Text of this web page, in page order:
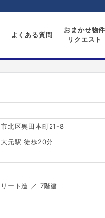
よくある質問
おまかせ物件
リクエスト
北区奥田本町21-8
大元駅 徒歩20分
ート造 ／ 7階建